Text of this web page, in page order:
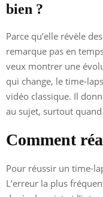
bien ?
Parce qu’elle révèle
remarque pas en
veux montrer une
qui change, le time-
vidéo classique. Il
au sujet, surtout
Comment
Pour réussir un time-
L’erreur la plus